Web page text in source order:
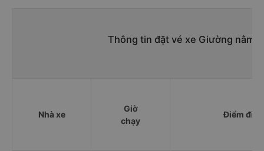
Thông tin đặt vé xe Giường nằm
Nhà xe
Giờ
chạy
Điểm đi